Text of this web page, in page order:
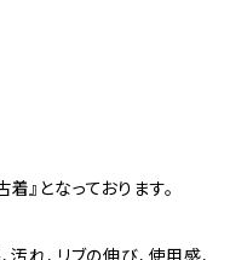
』となっております。
れ、リブの伸び、使用感、